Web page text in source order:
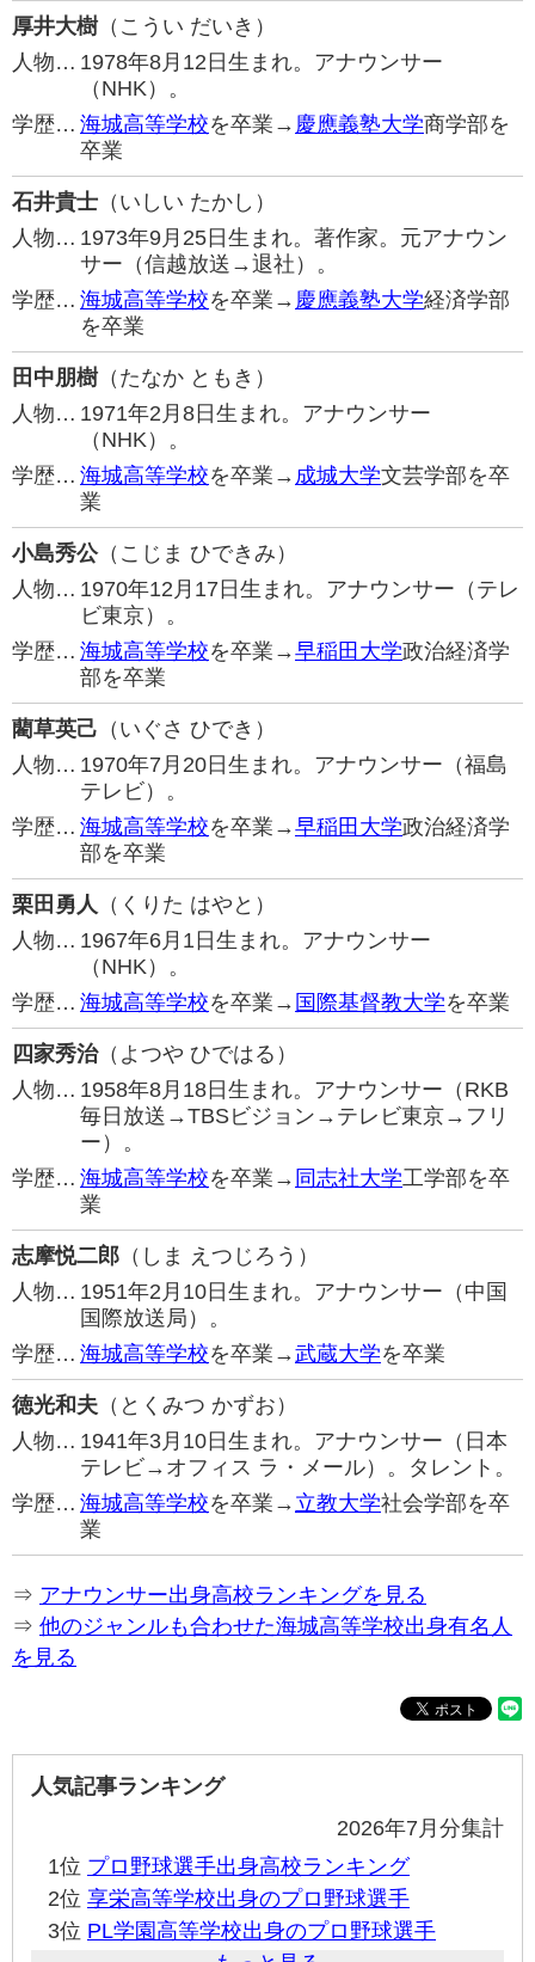
厚井大樹（こうい だいき）
人物… 1978年8月12日生まれ。アナウンサー
（NHK）。
学歴… 海城高等学校を卒業→ 慶應義塾大学商学部を
卒業
石井貴士 （いしい たかし）
人物… 1973年9月25日生まれ。著作家。元アナウン
サー（信越放送→退社）。
学歴… 海城高等学校を卒業→ 慶應義塾大学経済学部
を卒業
田中朋樹（たなか ともき）
人物… 1971年2月8日生まれ。アナウンサー
（NHK）。
学歴… 海城高等学校を卒業→ 成城大学文芸学部を卒
業
小島秀公（こじま ひできみ）
人物… 1970年12月17日生まれ。アナウンサー（テレ
ビ東京）。
学歴… 海城高等学校を卒業→早稲田大学政治経済学
部を卒業
藺草英己 （いぐさ ひでき）
人物… 1970年7月20日生まれ。アナウンサー（福島
テレビ）。
学歴… 海城高等学校を卒業→早稲田大学政治経済学
部を卒業
栗田勇人 （くりた はやと）
人物… 1967年6月1日生まれ。アナウンサー
（NHK）。
学歴… 海城高等学校を卒業→ 国際基督教大学を卒業
四家秀治（よつや ひではる）
人物… 1958年8月18日生まれ。アナウンサー（RKB
毎日放送→TBSビジョン→テレビ東京→フリ
ー）。
学歴… 海城高等学校を卒業→ 同志社大学工学部を卒
業
志摩悦二郎 （しま えつじろう）
人物… 1951年2月10日生まれ。アナウンサー（中国
国際放送局）。
学歴… 海城高等学校を卒業→武蔵大学を卒業
徳光和夫 （とくみつ かずお）
人物… 1941年3月10日生まれ。アナウンサー（日本
テレビ→オフィス ラ・メール）。タレント。
学歴… 海城高等学校を卒業→ 立教大学社会学部を卒
業
⇒ アナウンサー出身高校ランキングを見る
⇒ 他のジャンルも合わせた海城高等学校出身有名人
を見る
人気記事ランキング
2026年7月分集計
1位 プロ野球選手出身高校ランキング
2位 享栄高等学校出身のプロ野球選手
3位 PL学園高等学校出身のプロ野球選手